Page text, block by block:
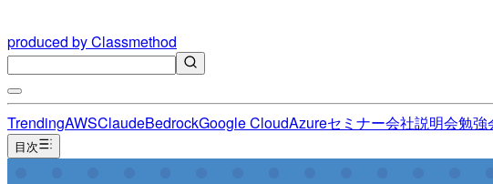
produced by Classmethod
TrendingAWSClaudeBedrockGoogle CloudAzureセミナー会社説明会勉強
目次